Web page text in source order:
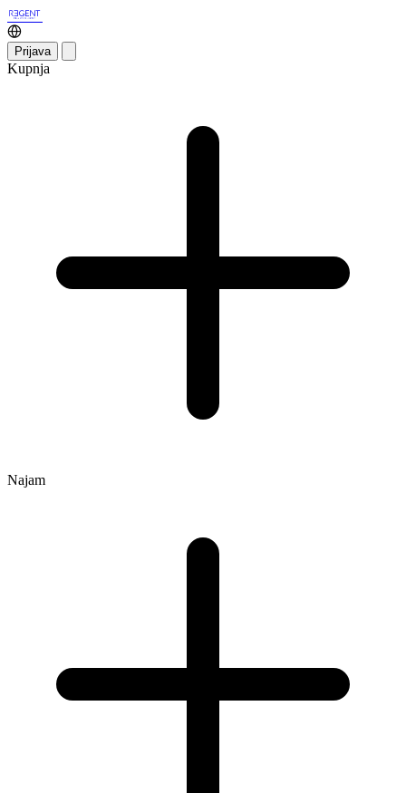
Prijava
Kupnja
Najam